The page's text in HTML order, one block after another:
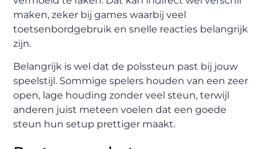
maken, zeker bij games waarbij veel
toetsenbordgebruik en snelle reacties belangrijk
zijn.
Belangrijk is wel dat de polssteun past bij jouw
speelstijl. Sommige spelers houden van een zeer
open, lage houding zonder veel steun, terwijl
anderen juist meteen voelen dat een goede
steun hun setup prettiger maakt.